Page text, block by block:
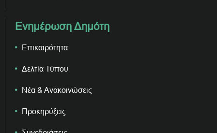
Ενημέρωση Δημότη
Επικαιρότητα
Δελτία Τύπου
Νέα & Ανακοινώσεις
Προκηρύξεις